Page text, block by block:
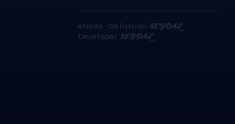
eNews · Geliştirici KEYDAL·
Developer KEYDAL